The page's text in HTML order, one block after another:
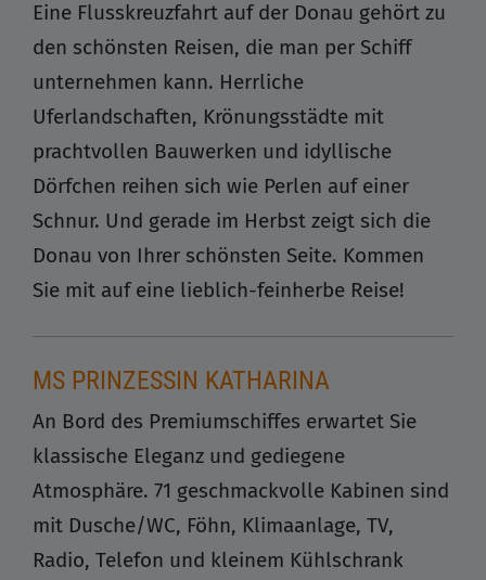
Eine Flusskreuzfahrt auf der Donau gehört zu
den schönsten Reisen, die man per Schiff
unternehmen kann. Herrliche
Uferlandschaften, Krönungsstädte mit
prachtvollen Bauwerken und idyllische
Dörfchen reihen sich wie Perlen auf einer
Schnur. Und gerade im Herbst zeigt sich die
Donau von Ihrer schönsten Seite. Kommen
Sie mit auf eine lieblich-feinherbe Reise!
MS PRINZESSIN KATHARINA
An Bord des Premiumschiffes erwartet Sie
klassische Eleganz und gediegene
Atmosphäre. 71 geschmackvolle Kabinen sind
mit Dusche/WC, Föhn, Klimaanlage, TV,
Radio, Telefon und kleinem Kühlschrank